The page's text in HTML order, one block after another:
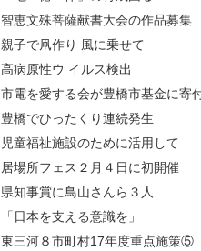
智恵文殊菩薩献書大会の作品募集
親子で凧作り 風に乗せて
高病原性ウ イルス検出
市電を愛する会が豊橋市基金に寄
豊橋でひったくり連続発生
児童福祉施設のために活用して
居場所フェス２月４日に初開催
県知事賞に鳥山さんら３人
「日本を支える意識を」
東三河８市町村17年度重点施策⑤